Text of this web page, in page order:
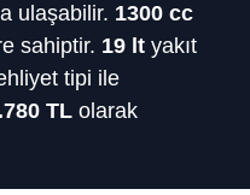
ulaşabilir. 1300 cc
sahiptir. 19 lt yakıt
tipi ile
TL olarak